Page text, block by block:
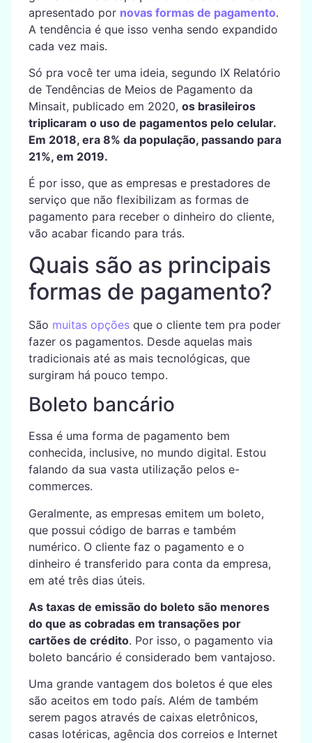
apresentado por novas formas de pagamento.
A tendência é que isso venha sendo expandido
cada vez mais.
Só pra você ter uma ideia, segundo IX Relatório
de Tendências de Meios de Pagamento da
Minsait, publicado em 2020, os brasileiros
triplicaram o uso de pagamentos pelo celular.
Em 2018, era 8% da população, passando para
21%, em 2019.
É por isso, que as empresas e prestadores de
serviço que não flexibilizam as formas de
pagamento para receber o dinheiro do cliente,
vão acabar ficando para trás.
Quais são as principais
formas de pagamento?
São muitas opçõesque o cliente tem pra poder
fazer os pagamentos. Desde aquelas mais
tradicionais até as mais tecnológicas, que
surgiram há pouco tempo.
Boleto bancário
Essa é uma forma de pagamento bem
conhecida, inclusive, no mundo digital. Estou
falando da sua vasta utilização pelos e-
commerces.
Geralmente, as empresas emitem um boleto,
que possui código de barras e também
numérico. O cliente faz o pagamento e o
dinheiro é transferido para conta da empresa,
em até três dias úteis.
As taxas de emissão do boleto são menores
do que as cobradas em transações por
cartões de crédito. Por isso, o pagamento via
boleto bancário é considerado bem vantajoso.
Uma grande vantagem dos boletos é que eles
são aceitos em todo país. Além de também
serem pagos através de caixas eletrônicos,
casas lotéricas, agência dos correios e Internet